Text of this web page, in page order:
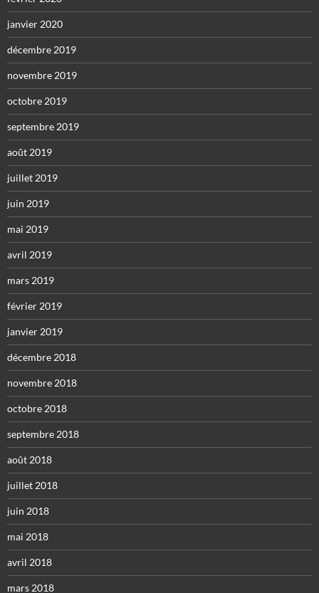
janvier 2020
décembre 2019
novembre 2019
octobre 2019
septembre 2019
août 2019
juillet 2019
juin 2019
mai 2019
avril 2019
mars 2019
février 2019
janvier 2019
décembre 2018
novembre 2018
octobre 2018
septembre 2018
août 2018
juillet 2018
juin 2018
mai 2018
avril 2018
mars 2018